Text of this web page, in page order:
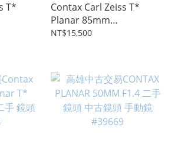
T*
Contax Carl Zeiss T*
Planar 85mm
f1.4（Japan）#62273
NT$15,500